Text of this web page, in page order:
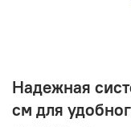
Надежная
см для